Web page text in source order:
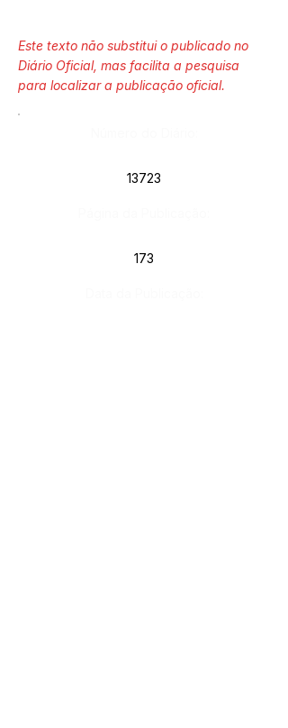
Este texto não substitui o publicado no
Diário Oficial, mas facilita a pesquisa
para localizar a publicação oficial.
13723
173